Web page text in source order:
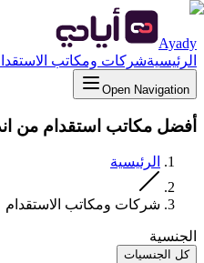
Ayady
الرئيسيةشركات ومكاتب
Open Navigation
أفضل مكاتب استقدام من
الرئيسية
شركات ومكاتب الاستقدام
الجنسية
كل الجنسيات